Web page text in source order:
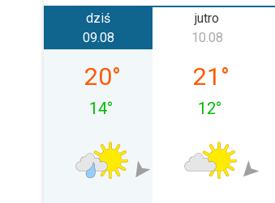
dziś
duminică, 09.08
09.08
20°
14°
jutro
luni, 10.08
10.08
21 °
12°